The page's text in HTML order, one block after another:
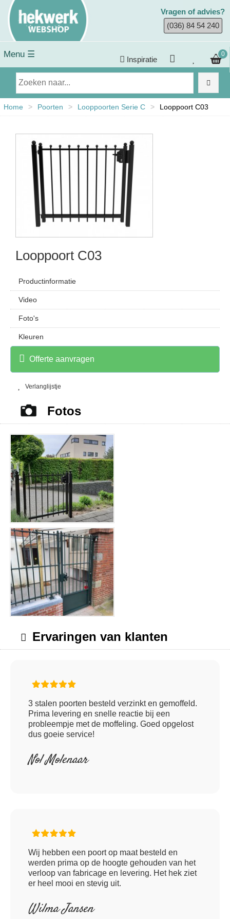
Vragen of advies?
(036) 84 54 240
Menu ☰
Inspiratie
0
Home > Poorten > Looppoorten Serie C > Looppoort C03
Looppoort C03
Productinformatie
Video
Foto's
Kleuren
Offerte aanvragen
Verlanglijstje
Fotos
Ervaringen van klanten
3 stalen poorten besteld verzinkt en gemoffeld.
Prima levering en snelle reactie bij een
probleempje met de moffeling. Goed opgelost
dus goeie service!
Nol Molenaar
Wij hebben een poort op maat besteld en
werden prima op de hoogte gehouden van het
verloop van fabricage en levering. Het hek ziet
er heel mooi en stevig uit.
Wilma Jansen